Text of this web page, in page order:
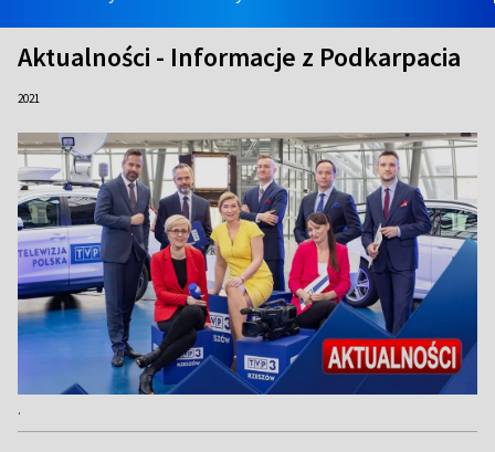
Aktualności - Informacje z Podkarpacia
2021
.